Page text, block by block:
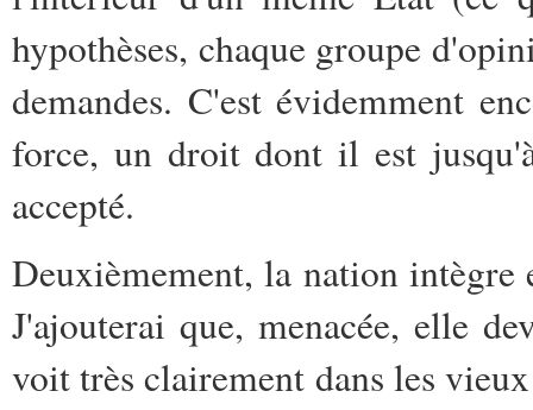
hypothèses, chaque groupe
demandes. C'est évidemment
force, un droit dont il est
accepté.
Deuxièmement, la nation intègre
J'ajouterai que, menacée, elle
voit très clairement dans les